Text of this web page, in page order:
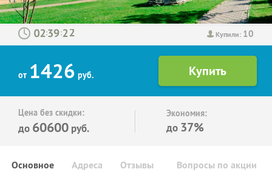
Купили: 10
: :
от 1426 руб.
Цена без скидки:
до 60600 руб.
Экономия:
до 37%
Основное Отзывы Вопросы по акции
Адреса